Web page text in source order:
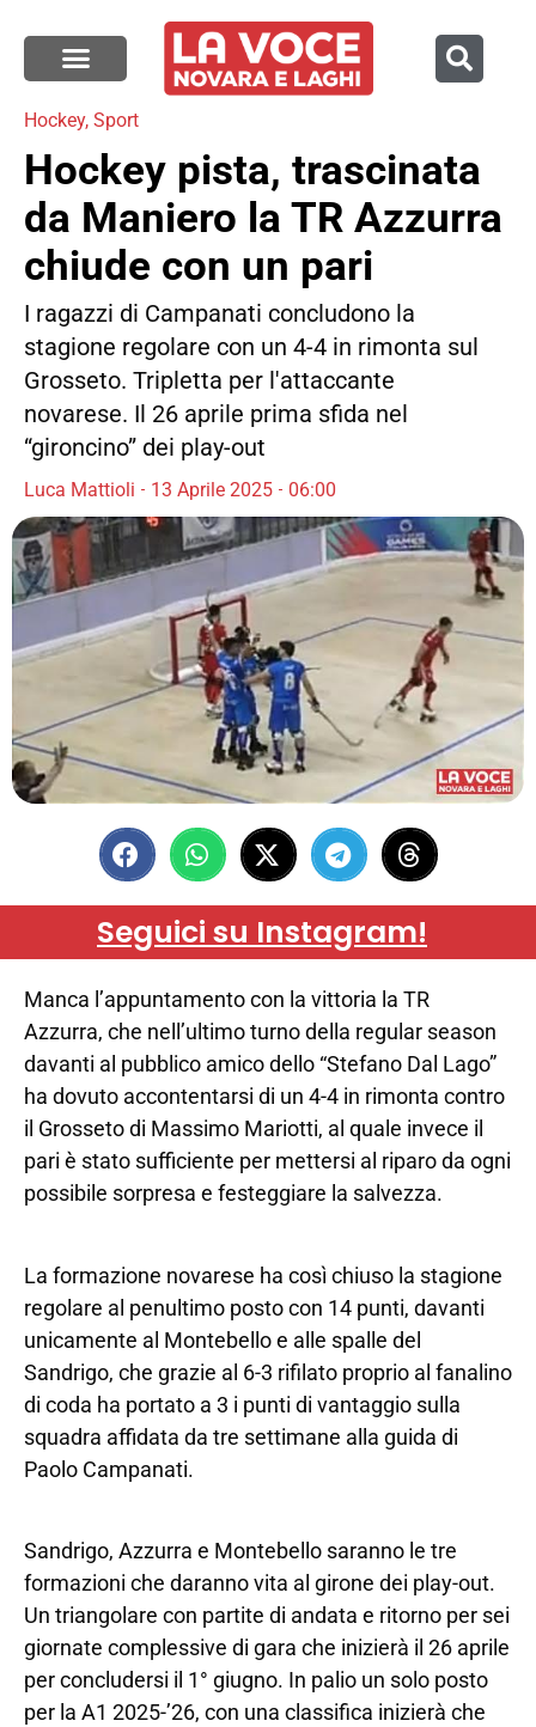
Hockey, Sport
Hockey pista, trascinata
da Maniero la TR Azzurra
chiude con un pari
I ragazzi di Campanati concludono la
stagione regolare con un 4-4 in rimonta sul
Grosseto. Tripletta per l'attaccante
novarese. Il 26 aprile prima sfida nel
“gironcino” dei play-out
Luca Mattioli 13 Aprile 2025 06:00
Seguici su Instagram!
Manca l’appuntamento con la vittoria la TR
Azzurra, che nell’ultimo turno della regular season
davanti al pubblico amico dello “Stefano Dal Lago”
ha dovuto accontentarsi di un 4-4 in rimonta contro
il Grosseto di Massimo Mariotti, al quale invece il
pari è stato sufficiente per mettersi al riparo da ogni
possibile sorpresa e festeggiare la salvezza.
La formazione novarese ha così chiuso la stagione
regolare al penultimo posto con 14 punti, davanti
unicamente al Montebello e alle spalle del
Sandrigo, che grazie al 6-3 rifilato proprio al fanalino
di coda ha portato a 3 i punti di vantaggio sulla
squadra affidata da tre settimane alla guida di
Paolo Campanati.
Sandrigo, Azzurra e Montebello saranno le tre
formazioni che daranno vita al girone dei play-out.
Un triangolare con partite di andata e ritorno per sei
giornate complessive di gara che inizierà il 26 aprile
per concludersi il 1° giugno. In palio un solo posto
per la A1 2025-’26, con una classifica inizierà che